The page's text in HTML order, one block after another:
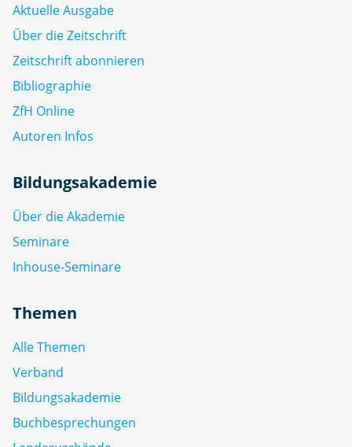
Aktuelle Ausgabe
Über die Zeitschrift
Zeitschrift abonnieren
Bibliographie
ZfH Online
Autoren Infos
Bildungsakademie
Über die Akademie
Seminare
Inhouse-Seminare
Themen
Alle Themen
Verband
Bildungsakademie
Buchbesprechungen